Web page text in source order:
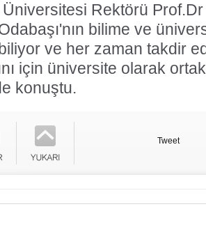
Rektörü
Odabaşı'nın bilime ve
biliyor ve her zaman takdir
için üniversite olarak
konuştu.
Tweet